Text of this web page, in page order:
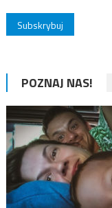
POZNAJ NAS!